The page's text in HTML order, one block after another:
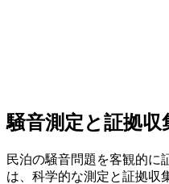
騒音測定と証拠収
民泊の騒音問題を客観的に
は、科学的な測定と証拠収